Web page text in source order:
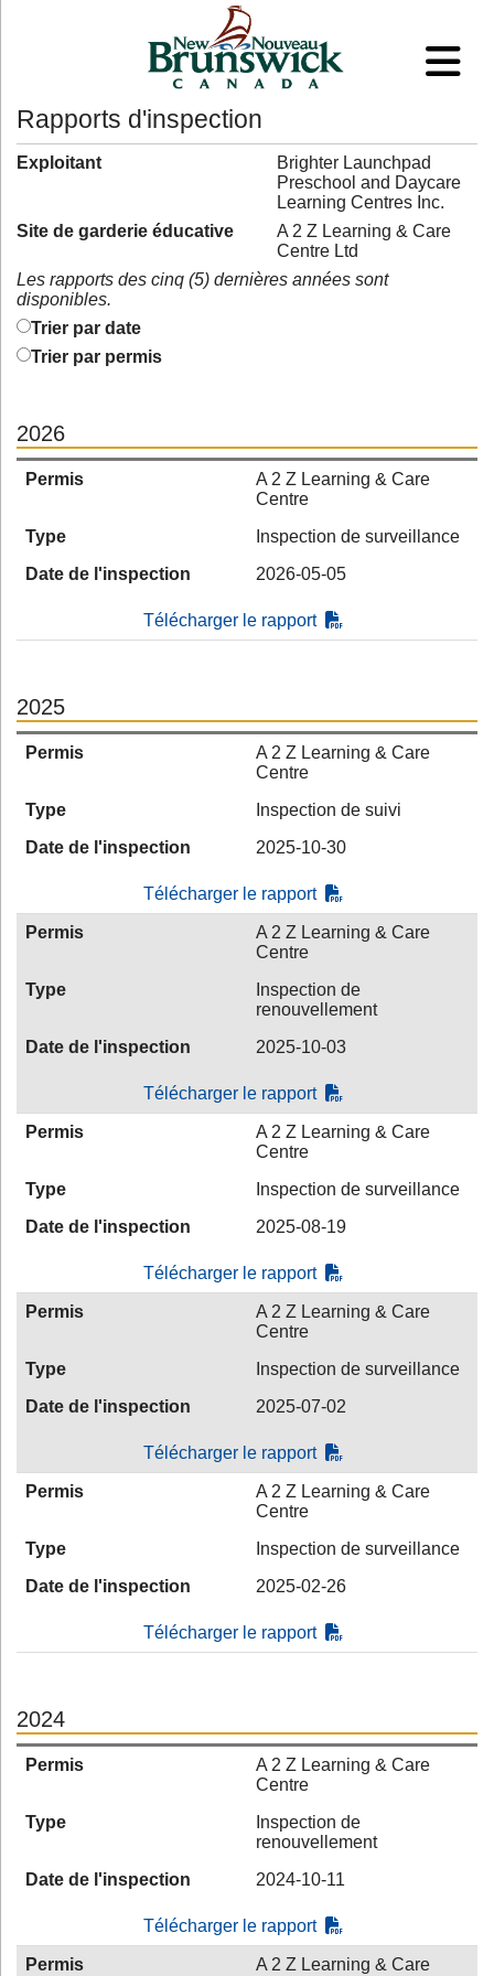
Rapports d'inspection
Exploitant
Brighter Launchpad
Preschool and Daycare
Learning Centres Inc.
Site de garderie éducative
A 2 Z Learning & Care
Centre Ltd
Les rapports des cinq (5) dernières années sont
disponibles.
Trier par date
Trier par permis
2026
Permis
A 2 Z Learning & Care
Centre
Type
Inspection de surveillance
Date de l'inspection
2026-05-05
Télécharger le rapport
2025
Permis
A 2 Z Learning & Care
Centre
Type
Inspection de suivi
Date de l'inspection
2025-10-30
Télécharger le rapport
Permis
A 2 Z Learning & Care
Centre
Type
Inspection de
renouvellement
Date de l'inspection
2025-10-03
Télécharger le rapport
Permis
A 2 Z Learning & Care
Centre
Type
Inspection de surveillance
Date de l'inspection
2025-08-19
Télécharger le rapport
Permis
A 2 Z Learning & Care
Centre
Type
Inspection de surveillance
Date de l'inspection
2025-07-02
Télécharger le rapport
Permis
A 2 Z Learning & Care
Centre
Type
Inspection de surveillance
Date de l'inspection
2025-02-26
Télécharger le rapport
2024
Permis
A 2 Z Learning & Care
Centre
Type
Inspection de
renouvellement
Date de l'inspection
2024-10-11
Télécharger le rapport
Permis
A 2 Z Learning & Care